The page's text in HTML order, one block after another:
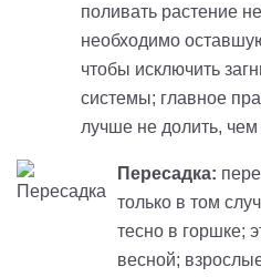
поливать растение
необходимо
чтобы исключить
системы; главное
лучше не долить, чем
Пересадка:
только в том
тесно в горшке;
весной;